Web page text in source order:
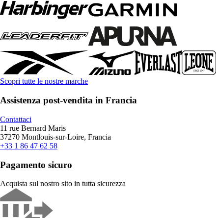
Scopri tutte le nostre marche
Assistenza post-vendita in Francia
Contattaci
11 rue Bernard Maris
37270 Montlouis-sur-Loire, Francia
+33 1 86 47 62 58
Pagamento sicuro
Acquista sul nostro sito in tutta sicurezza